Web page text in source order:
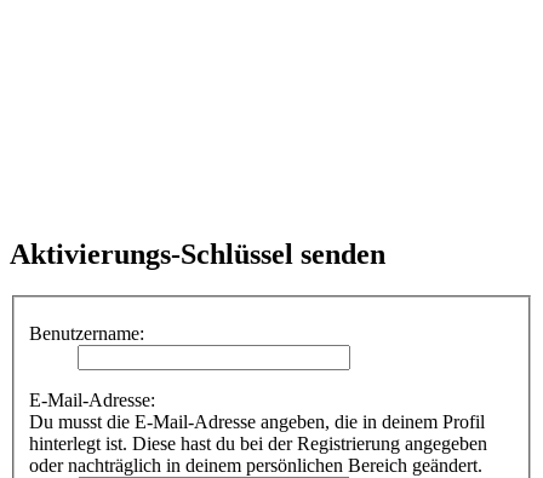
Aktivierungs-Schlüssel senden
Benutzername:
E-Mail-Adresse:
Du musst die E-Mail-Adresse angeben, die in deinem Profil
hinterlegt ist. Diese hast du bei der Registrierung angegeben
oder nachträglich in deinem persönlichen Bereich geändert.